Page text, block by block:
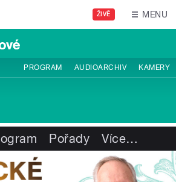
ŽIVĚ MENU
PROGRAM AUDIOARCHIV KAMERY
Pořady Více…